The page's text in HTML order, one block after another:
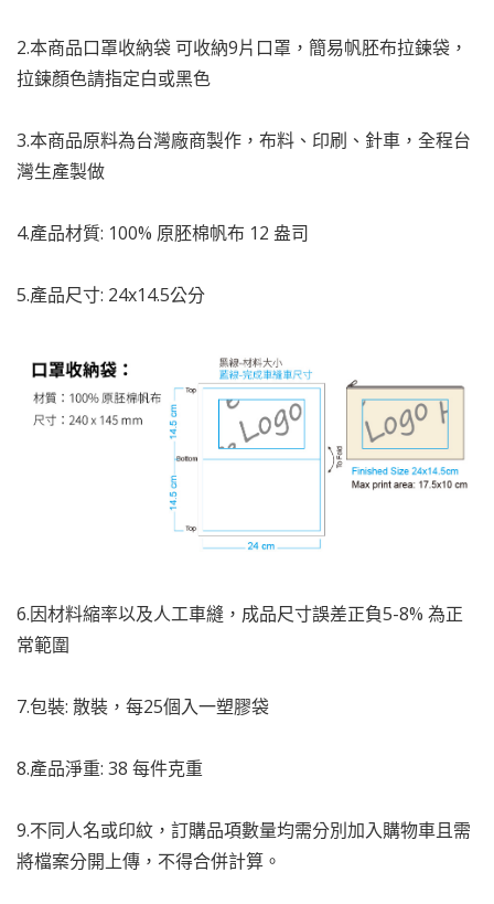
2.本商品口罩收納袋 可收納9片口罩，簡易帆胚布拉鍊袋，
拉鍊顏色請指定白或黑色
3.本商品原料為台灣廠商製作，布料、印刷、針車，全程台
灣生產製做
4.產品材質: 100% 原胚棉帆布 12 盎司
5.產品尺寸: 24x14.5公分
6.因材料縮率以及人工車縫，成品尺寸誤差正負5-8% 為正
常範圍
7.包裝: 散裝，每25個入一塑膠袋
8.產品淨重: 38 每件克重
9.不同人名或印紋，訂購品項數量均需分別加入購物車且需
將檔案分開上傳，不得合併計算。